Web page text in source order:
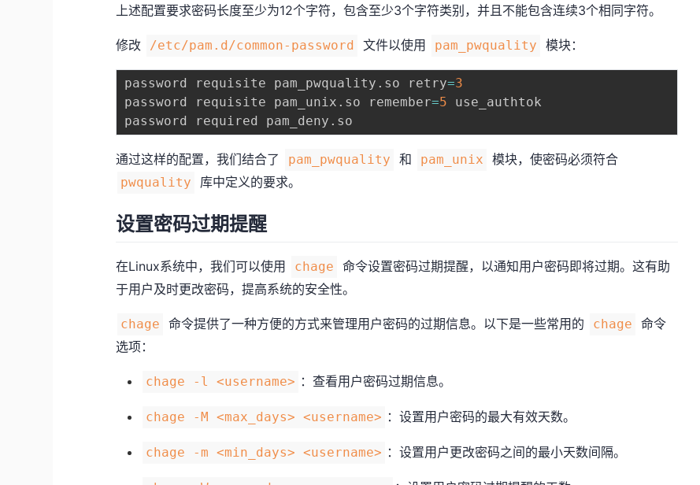
上述配置要求密码长度至少为12个字符，包含至少3个字符类别，并且不能包含连续3个相同字符。
修改 /etc/pam.d/common-password 文件以使用 pam_pwquality 模块：
password requisite pam_pwquality . so retry=3
password requisite pam_unix . so remember=5 use_authtok
password required pam_deny .
通过这样的配置，我们结合了 pam_pwquality 和 pam_unix 模块，使密码必须符合
pwquality 库中定义的要求。
设置密码过期提醒
在Linux系统中，我们可以使用 chage
命令设置密码过期提醒，以通知用户密码即将过期。这有助
于用户及时更改密码，提高系统的安全性。
chage 命令提供了一种方便的方式来管理用户密码的过期信息。以下是一些常用的 chage
命令
选项：
chage -l <username> ：查看用户密码过期信息。
chage -M <max_days> <username> ：设置用户密码的最大有效天数。
chage -m <min_days> <username> ：设置用户更改密码之间的最小天数间隔。